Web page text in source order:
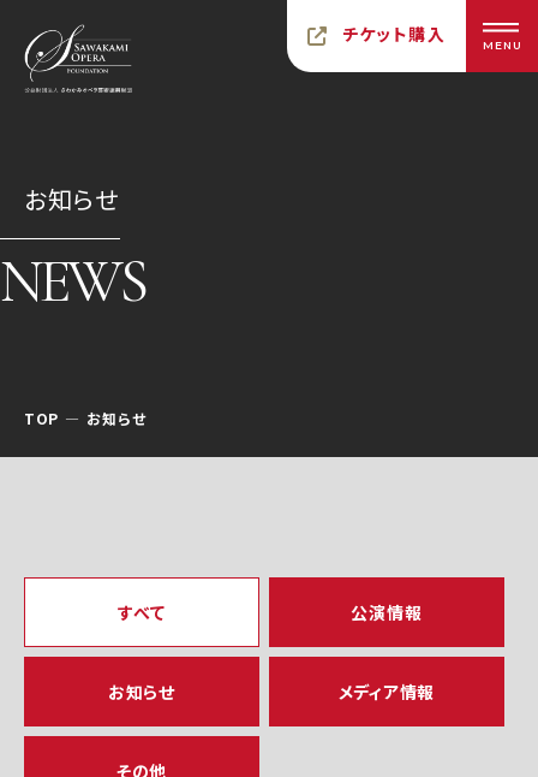
チケット購入 MENU
お知らせ
NEWS
TOP お知らせ
すべて 公演情報
お知らせ メディア情報
その他